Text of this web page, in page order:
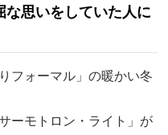
な思いをしていた人に
フォーマル」の暖かい冬
ーモトロン・ライト」が